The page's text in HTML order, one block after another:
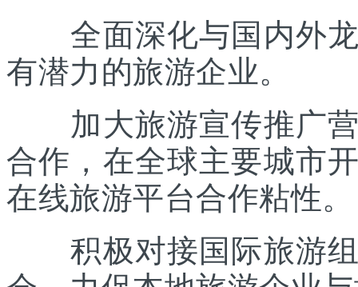
全面深化与国内外龙
有潜力的旅游企业。
加大旅游宣传推广营
合作，在全球主要城市
在线旅游平台合作粘性。
积极对接国际旅游组